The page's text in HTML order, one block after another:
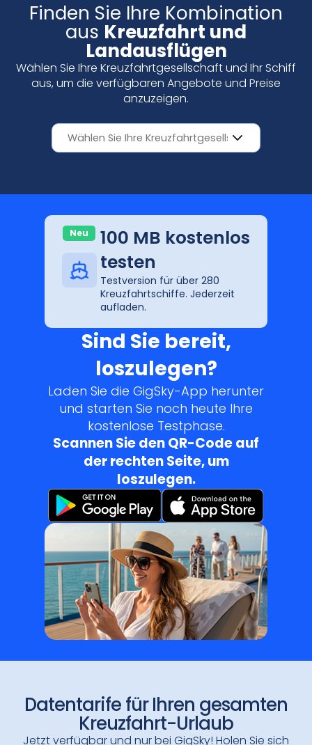
Finden Sie Ihre Kombination
aus Kreuzfahrt und
Landausflügen
Wählen Sie Ihre Kreuzfahrtgesellschaft und Ihr Schiff
aus, um die verfügbaren Angebote und Preise
anzuzeigen.
Neu
100 MB kostenlos
testen
Testversion für über 280
Kreuzfahrtschiffe. Jederzeit
aufladen.
Sind Sie bereit,
loszulegen?
Laden Sie die GigSky-App herunter
und starten Sie noch heute Ihre
kostenlose Testphase.
Scannen Sie den QR-Code auf
der rechten Seite, um
loszulegen.
Datentarife für Ihren gesamten
Kreuzfahrt-Urlaub
Jetzt verfügbar und nur bei GigSky! Holen Sie sich